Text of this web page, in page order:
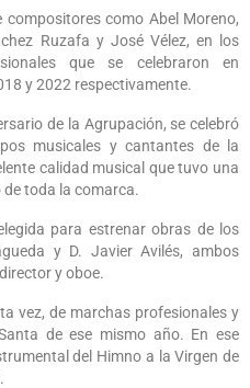
como Abel Moreno,
Ruzafa y José Vélez, en los
que se celebraron en
y 2022 respectivamente.
de la Agrupación, se celebró
musicales y cantantes de la
calidad musical que tuvo una
toda la comarca.
para estrenar obras de los
y D. Javier Avilés, ambos
y oboe.
vez, de marchas profesionales y
de ese mismo año. En ese
del Himno a la Virgen de